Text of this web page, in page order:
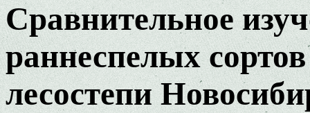
Сравнительное
раннеспелых
лесостепи